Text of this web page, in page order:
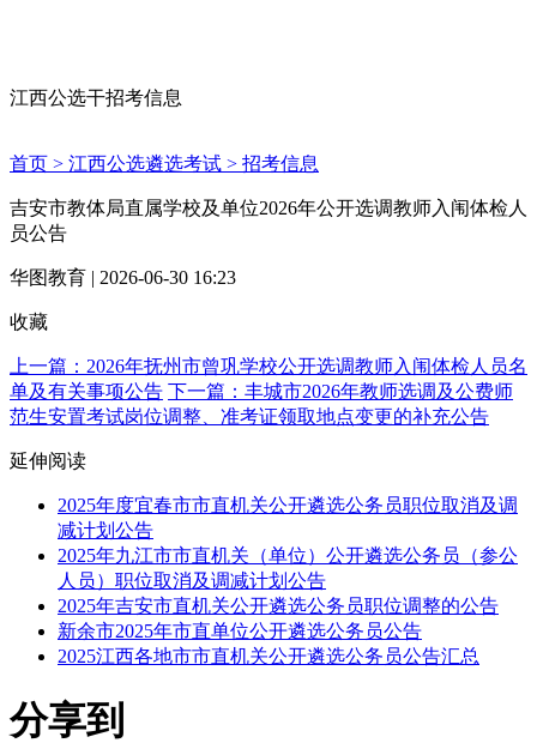
江西公选干招考信息
首页 > 江西公选遴选考试 > 招考信息
吉安市教体局直属学校及单位2026年公开选调教师入闱体检人
员公告
华图教育 | 2026-06-30 16:23
收藏
上一篇：2026年抚州市曾巩学校公开选调教师入闱体检人员名
单及有关事项公告 下一篇：丰城市2026年教师选调及公费师
范生安置考试岗位调整、准考证领取地点变更的补充公告
延伸阅读
2025年度宜春市市直机关公开遴选公务员职位取消及调
减计划公告
2025年九江市市直机关（单位）公开遴选公务员（参公
人员）职位取消及调减计划公告
2025年吉安市直机关公开遴选公务员职位调整的公告
新余市2025年市直单位公开遴选公务员公告
2025江西各地市市直机关公开遴选公务员公告汇总
分享到